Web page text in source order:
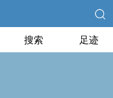
搜索 足迹